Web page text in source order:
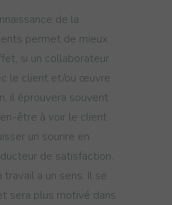
de la
permet de mieux
si un collaborateur
le client et/ou œuvre
il éprouvera souvent
être à voir le client
un sourire en
de satisfaction,
a un sens. Il se
sera plus motivé dans